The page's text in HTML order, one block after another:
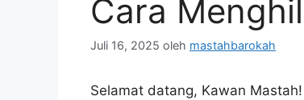
Cara
Juli 16, 2025 oleh mastahbarokah
Selamat datang, Kawan